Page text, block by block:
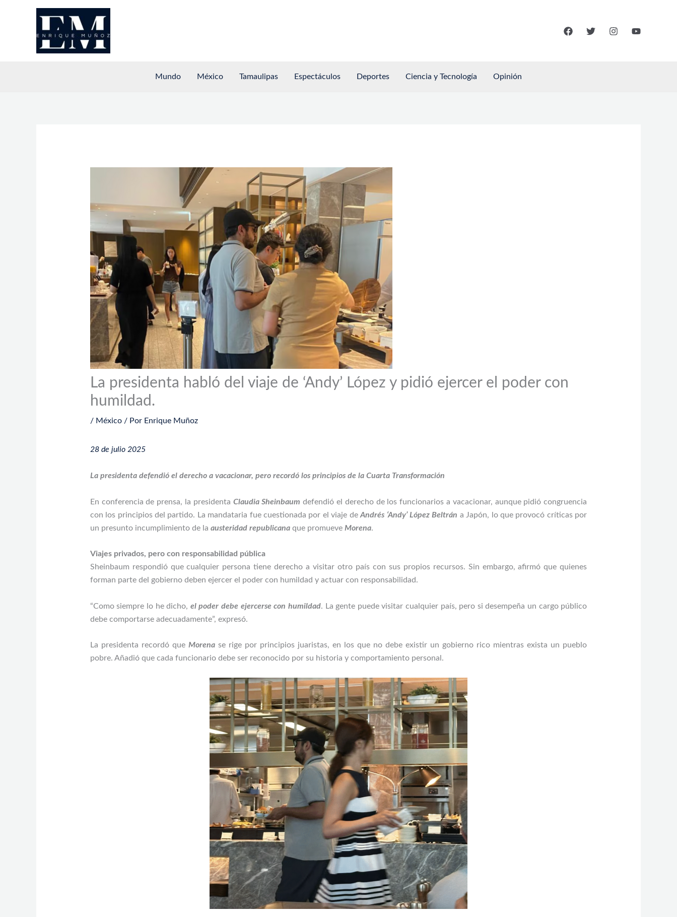
Mundo México Tamaulipas Espectáculos Deportes Ciencia y Tecnología Opinión
La presidenta habló del viaje de ‘Andy’ López y pidió ejercer el poder con
humildad.
/ México/ Por Enrique Muñoz
28 de julio 2025
La presidenta defendió el derecho a vacacionar, pero recordó los principios de la Cuarta Transformación
En conferencia de prensa, la presidenta Claudia Sheinbaum defendió el derecho de los funcionarios a vacacionar, aunque pidió congruencia
con los principios del partido. La mandataria fue cuestionada por el viaje deAndrés ‘Andy’ López Beltrán a Japón, lo que provocó críticas por
un presunto incumplimiento de la austeridad republicanaque promueve Morena.
Viajes privados, pero con responsabilidad pública
Sheinbaum respondió que cualquier persona tiene derecho a visitar otro país con sus propios recursos. Sin embargo, afirmó que quienes
forman parte del gobierno deben ejercer el poder con humildad y actuar con responsabilidad.
“Como siempre lo he dicho, el poder debe ejercerse con humildad. La gente puede visitar cualquier país, pero si desempeña un cargo público
debe comportarse adecuadamente”, expresó.
La presidenta recordó que Morenase rige por principios juaristas, en los que no debe existir un gobierno rico mientras exista un pueblo
pobre. Añadió que cada funcionario debe ser reconocido por su historia y comportamiento personal.